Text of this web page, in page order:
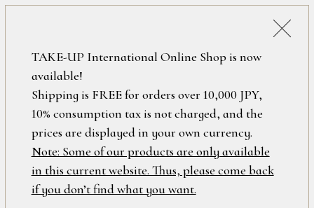
フリーワード
在庫なし含む
アイテム
ロ
グ
イ
ン
/
新
規
会
TAKE-UP International Online Shop is now
available!
Shipping is FREE for orders over 10,000 JPY,
10% consumption tax is not charged, and the
prices are displayed in your own currency.
Note: Some of our products are only available
in this current website. Thus, please come back
if you don’t find what you want.